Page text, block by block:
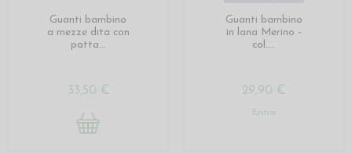
Guanti bambino
a mezze dita con
patta...
33,50 €
Guanti bambino
in lana Merino -
col....
29,90 €
Entra